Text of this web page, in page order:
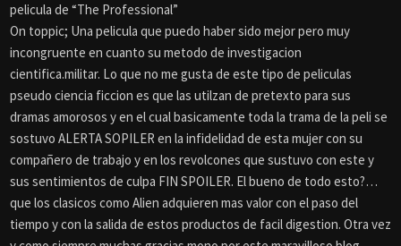
pelicula de “The Professional”
On toppic; Una pelicula que puedo haber sido mejor pero muy
incongruente en cuanto su metodo de investigacion
cientifica.militar. Lo que no me gusta de este tipo de peliculas
pseudo ciencia ficcion es que las utilzan de pretexto para sus
dramas amorosos y en el cual basicamente toda la trama de la peli se
sostuvo ALERTA SOPILER en la infidelidad de esta mujer con su
compañero de trabajo y en los revolcones que sustuvo con este y
sus sentimientos de culpa FIN SPOILER. El bueno de todo esto?…
que los clasicos como Alien adquieren mas valor con el paso del
tiempo y con la salida de estos productos de facil digestion. Otra vez